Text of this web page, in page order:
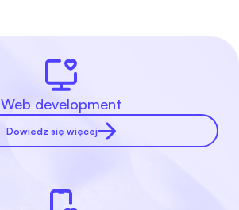
Web development
Dowiedz się więcej